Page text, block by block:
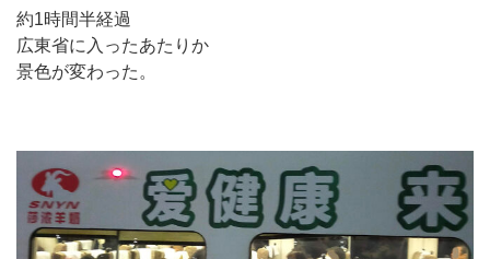
約1時間半経過
広東省に入ったあたりか
景色が変わった。